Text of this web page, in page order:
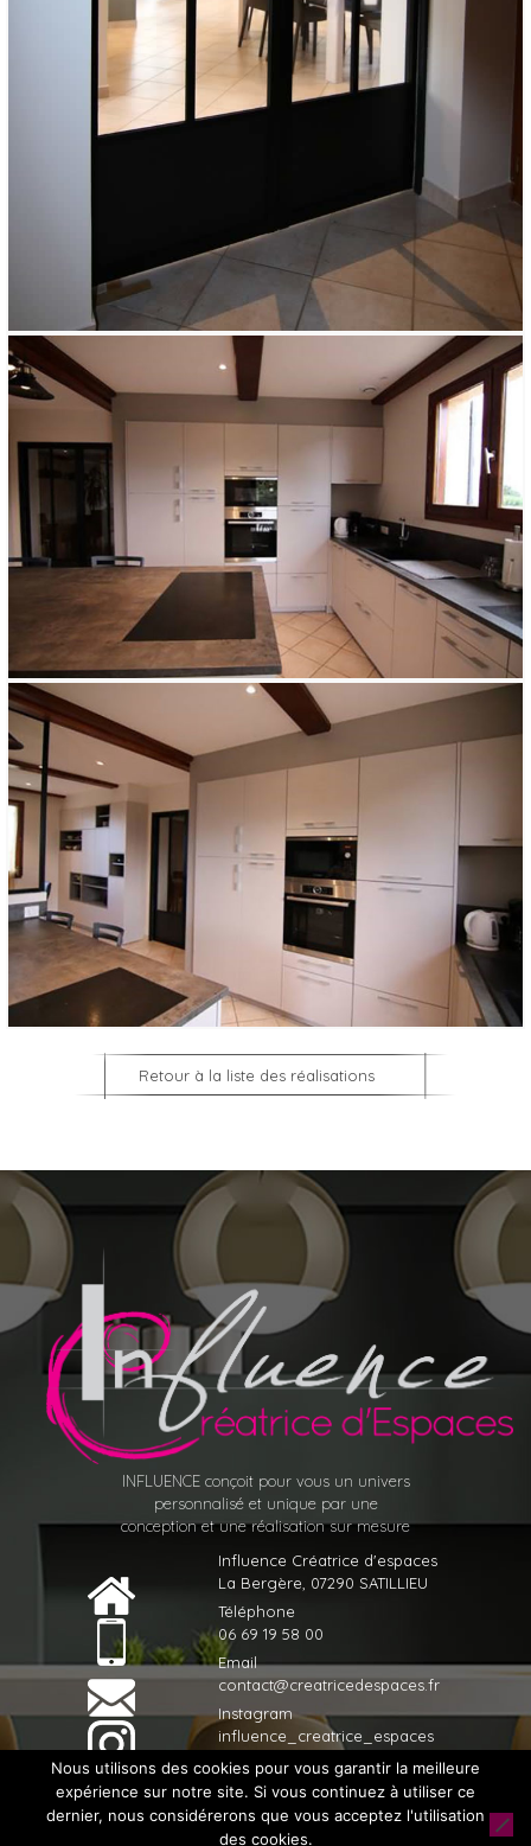
Retour à la liste des réalisations
INFLUENCE conçoit pour vous un univers
personnalisé et unique par une
conception et une réalisation sur mesure
Influence Créatrice d'espaces
La Bergère, 07290 SATILLIEU
Téléphone
06 69 19 58 00
Email
contact@creatricedespaces.fr
Instagram
influence_creatrice_espaces
© 2020 Influence Créatrice d'espaces - Tous droits réservés -
Nous utilisons des cookies pour vous garantir la meilleure
expérience sur notre site. Si vous continuez à utiliser ce
dernier, nous considérerons que vous acceptez l'utilisation
des cookies.